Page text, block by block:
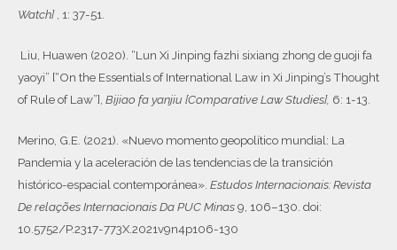
Watch], 1: 37-51.
Liu, Huawen (2020). “Lun Xi Jinping fazhi sixiang zhong de guoji fa
yaoyi” [“On the Essentials of International Law in Xi Jinping’s Thought
of Rule of Law”], Bijiao fa yanjiu [Comparative Law Studies], 6: 1-13.
Merino, G.E. (2021). «Nuevo momento geopolítico mundial: La
Pandemia y la aceleración de las tendencias de la transición
histórico-espacial contemporánea». Estudos Internacionais: Revista
De relações Internacionais Da PUC Minas9, 106–130. doi:
10.5752/P.2317-773X.2021v9n4p106-130